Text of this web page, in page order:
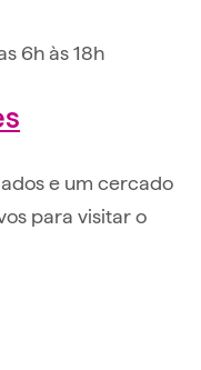
6h às 18h
e um cercado
para visitar o